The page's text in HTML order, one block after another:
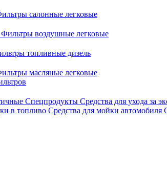
салонные легковые
Фильтры воздушные легковые
топливные дизель
масляные легковые
Спецпродукты Средства для ухода за
в топливо Средства для мойки автомобиля